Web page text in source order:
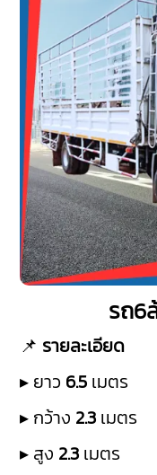
รถ6
📌 รายละเอียด
▸ ยาว 6.5 เมตร
▸ กว้าง 2.3 เมตร
▸ สูง 2.3 เมตร